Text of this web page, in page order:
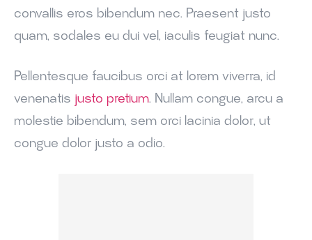
convallis eros bibendum nec. Praesent justo
quam, sodales eu dui vel, iaculis feugiat nunc.
Pellentesque faucibus orci at lorem viverra, id
venenatis justo pretium. Nullam congue, arcu a
molestie bibendum, sem orci lacinia dolor, ut
congue dolor justo a odio.